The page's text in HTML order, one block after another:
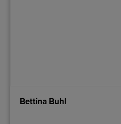
Bettina Buhl